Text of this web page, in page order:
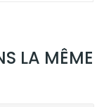
LA MÊME